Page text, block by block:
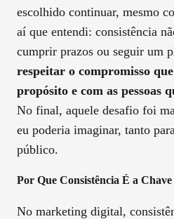
escolhido continuar, mesmo
aí que entendi: consistência
cumprir prazos ou seguir um
respeitar o compromisso
propósito e com as pessoas
No final, aquele desafio foi
eu poderia imaginar, tanto
público.
Por Que Consistência É a
No marketing digital,